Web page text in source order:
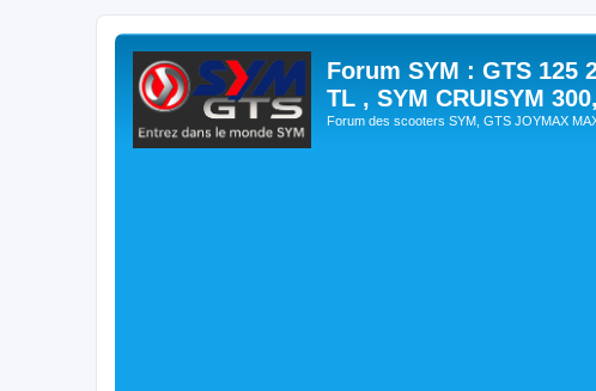
Forum SYM : GTS 125
TL , SYM CRUISYM
Forum des scooters SYM, GTS JOYMAX